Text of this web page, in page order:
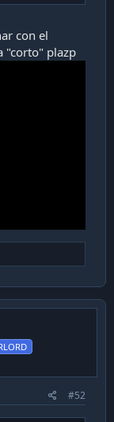
con el
"corto" plazp
#52